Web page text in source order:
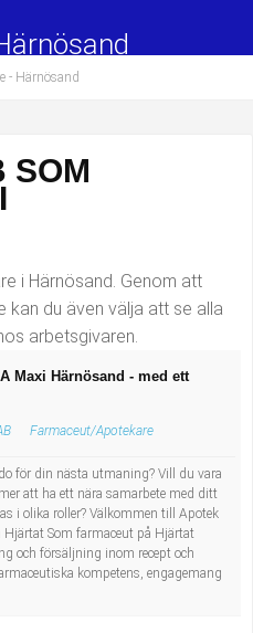
juridik
jobb
och äldreboende
- Härnösand
SOM
i Härnösand. Genom att
du även välja att se alla
arbetsgivaren.
Maxi Härnösand - med ett
Farmaceut/Apotekare
för din nästa utmaning? Vill du vara
att ha ett nära samarbete med ditt
i olika roller? Välkommen till Apotek
Som farmaceut på Hjärtat
och försäljning inom recept och
kompetens, engagemang